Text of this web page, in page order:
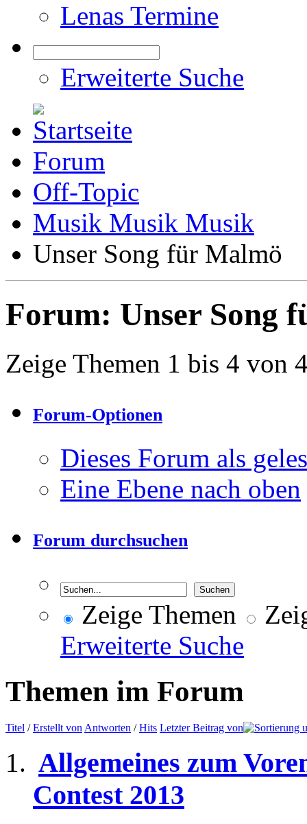
Lenas Termine
Erweiterte Suche
Forum
Off-Topic
Musik Musik Musik
Unser Song für Malmö
Forum: Unser Song
Zeige Themen 1 bis 4 von
Forum-Optionen
Dieses Forum als
Eine Ebene nach oben
Forum durchsuchen
Zeige Themen
Erweiterte Suche
Themen im Forum
Titel /Erstellt von Antworten /Hits Letzter Beitrag von
Allgemeines zum
Contest 2013